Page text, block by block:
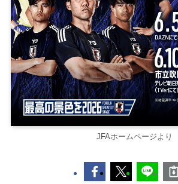
JFAホームページより